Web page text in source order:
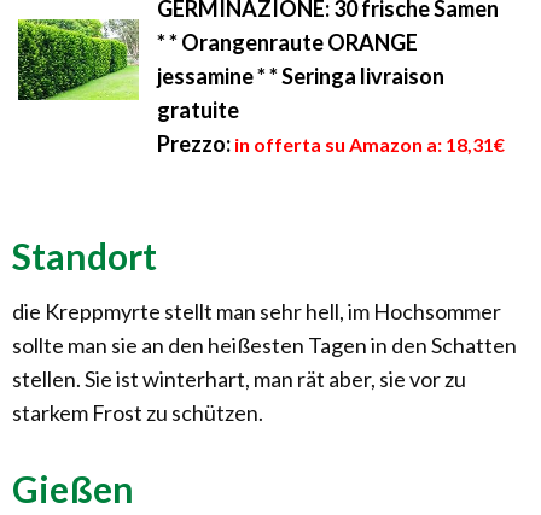
GERMINAZIONE: 30 frische Samen
* * Orangenraute ORANGE
jessamine * * Seringa livraison
gratuite
Prezzo: in offerta su Amazon a: 18,31€
Standort
die Kreppmyrte stellt man sehr hell, im Hochsommer
sollte man sie an den heißesten Tagen in den Schatten
stellen. Sie ist winterhart, man rät aber, sie vor zu
starkem Frost zu schützen.
Gießen